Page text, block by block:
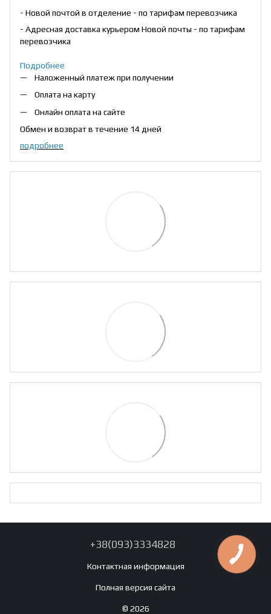
- Новой почтой в отделение - по тарифам перевозчика
- Адресная доставка курьером Новой почты - по тарифам
перевозчика
Подробнее
Наложенный платеж при получении
Оплата на карту
Онлайн оплата на сайте
Обмен и возврат в течение 14 дней
подробнее
+38(093)3334828
Контактная информация
Полная версия сайта
© 2026